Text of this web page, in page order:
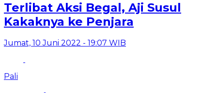
Terlibat Aksi Begal, Aji Susul
Kakaknya ke Penjara
Jumat, 10 Juni 2022 - 19:07 WIB
Pali